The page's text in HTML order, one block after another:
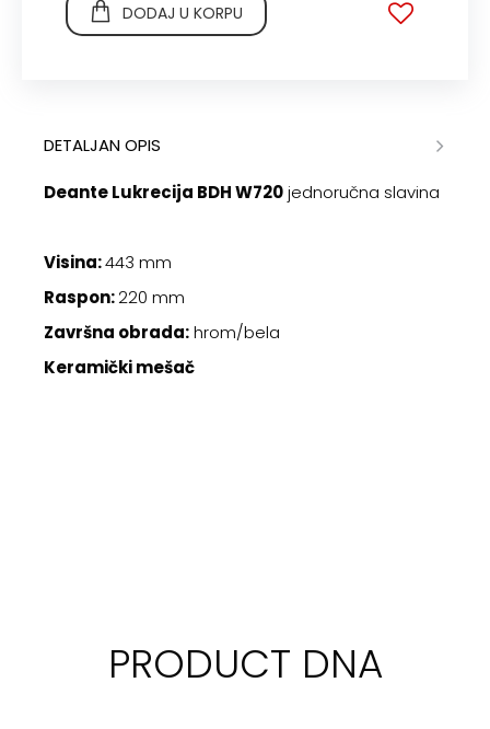
DODAJ U KORPU
DETALJAN OPIS
Deante Lukrecija BDH W720jednoručna slavina
Visina:443 mm
Raspon:220 mm
Završna obrada:hrom/bela
Keramički mešač
PRODUCT DNA